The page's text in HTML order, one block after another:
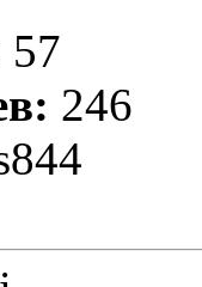
57
246